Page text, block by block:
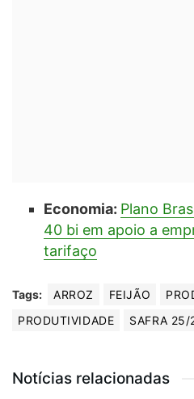
Economia: Plano
40 bi em apoio a
tarifaço
Tags: ARROZ FEIJÃO
PRODUTIVIDADE
SAFRA 25/
Notícias relacionadas